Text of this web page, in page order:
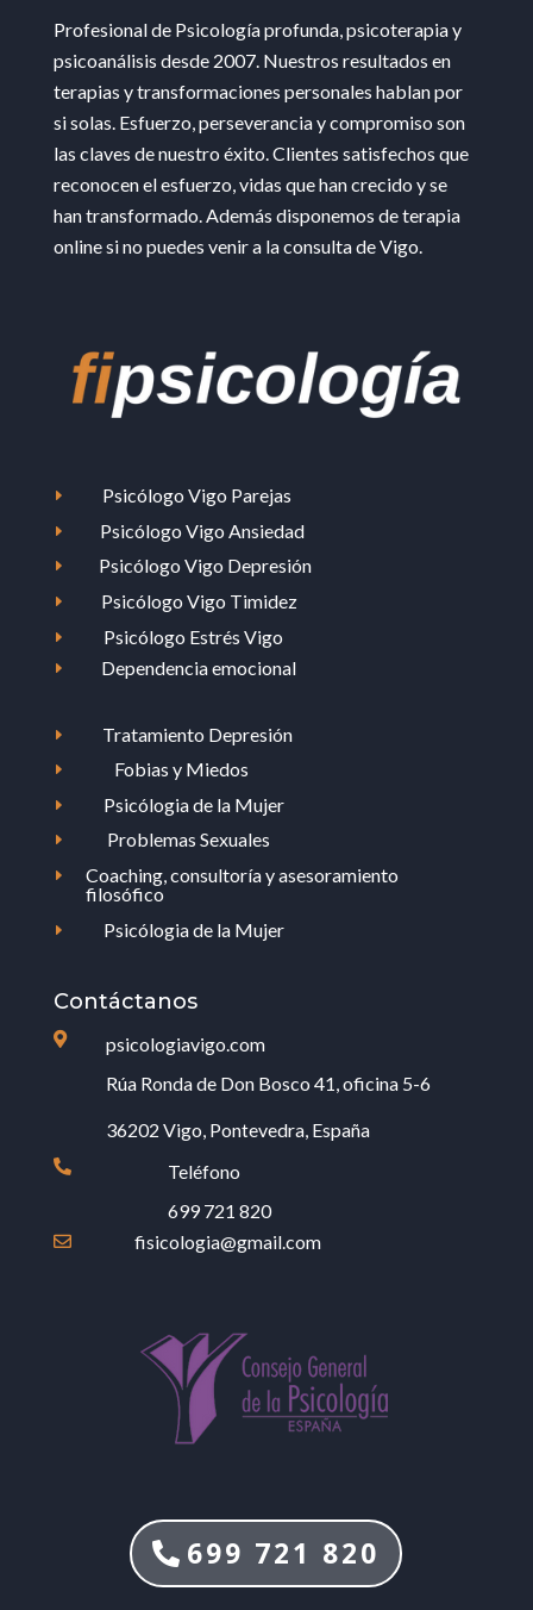
Profesional de Psicología profunda, psicoterapia y
psicoanálisis desde 2007. Nuestros resultados en
terapias y transformaciones personales hablan por
si solas. Esfuerzo, perseverancia y compromiso son
las claves de nuestro éxito. Clientes satisfechos que
reconocen el esfuerzo, vidas que han crecido y se
han transformado. Además disponemos de terapia
online si no puedes venir a la consulta de Vigo.
E Psicólogo Vigo Parejas
E Psicólogo Vigo Ansiedad
E Psicólogo Vigo Depresión
E Psicólogo Vigo Timidez
E Psicólogo Estrés Vigo
E Dependencia emocional
E Tratamiento Depresión
E Fobias y Miedos
E Psicólogia de la Mujer
E Problemas Sexuales
E
Coaching, consultoría y asesoramiento
filosófico
E Psicólogia de la Mujer
Contáctanos

psicologiavigo.com
Rúa Ronda de Don Bosco 41, oficina 5-6
36202 Vigo, Pontevedra, España

Teléfono
699 721 820
 fisicologia@gmail.com
699 721 820